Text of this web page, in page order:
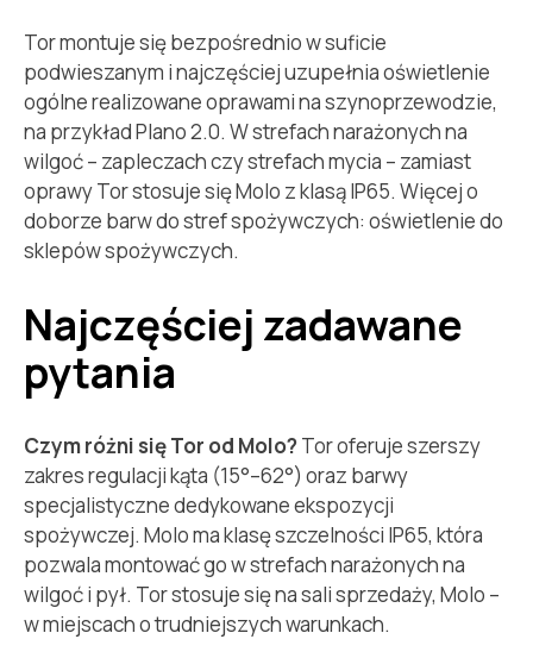
Tor montuje się bezpośrednio w suficie
podwieszanym i najczęściej uzupełnia oświetlenie
ogólne realizowane oprawami na szynoprzewodzie,
na przykład Plano 2.0. W strefach narażonych na
wilgoć – zapleczach czy strefach mycia – zamiast
oprawy Tor stosuje się Molo z klasą IP65. Więcej o
doborze barw do stref spożywczych: oświetlenie do
sklepów spożywczych.
Najczęściej zadawane
pytania
Czym różni się Tor od Molo?Tor oferuje szerszy
zakres regulacji kąta (15°–62°) oraz barwy
specjalistyczne dedykowane ekspozycji
spożywczej. Molo ma klasę szczelności IP65, która
pozwala montować go w strefach narażonych na
wilgoć i pył. Tor stosuje się na sali sprzedaży, Molo –
w miejscach o trudniejszych warunkach.